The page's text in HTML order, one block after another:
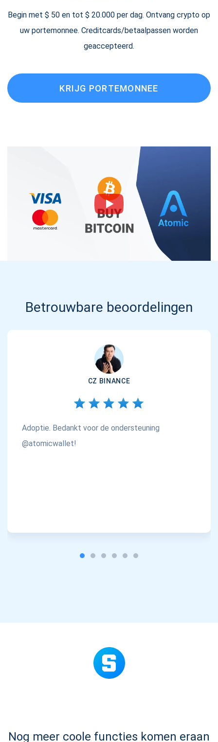
Begin met $ 50 en tot $ 20.000 per dag. Ontvang crypto op
uw portemonnee. Creditcards/betaalpassen worden
geaccepteerd.
KRIJG PORTEMONNEE
Betrouwbare beoordelingen
CZ BINANCE
Adoptie. Bedankt voor de ondersteuning
@atomicwallet!
Nog meer coole functies komen eraan
Abonneer u op updates
Ontvang als eerste de nieuwste projectupdates en
cryptogidsen